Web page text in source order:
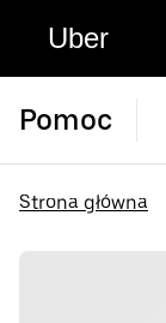
Uber
Pomoc
Strona główna